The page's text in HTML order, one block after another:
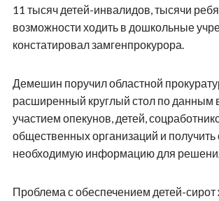
11 тысяч детей-инвалидов, тысячи
возможности ходить в дошкольные
констатировал замгенпрокурора.
Демешин поручил областной
расширенный круглый стол по данным
участием опекунов, детей,
общественных организаций и получить
необходимую информацию для
Проблема с обеспечением детей-